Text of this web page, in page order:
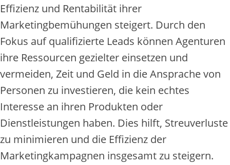
Effizienz und Rentabilität ihrer
Marketingbemühungen steigert. Durch den
Fokus auf qualifizierte Leads können Agenturen
ihre Ressourcen gezielter einsetzen und
vermeiden, Zeit und Geld in die Ansprache von
Personen zu investieren, die kein echtes
Interesse an ihren Produkten oder
Dienstleistungen haben. Dies hilft, Streuverluste
zu minimieren und die Effizienz der
Marketingkampagnen insgesamt zu steigern.